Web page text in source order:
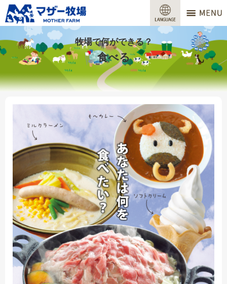
営業時間
料金
交通アクセス
サービスガイド
牧場で何ができる？
場内マップ
おすすめコース
団体プラン
採用情報
牧場で何ができる？
食べる